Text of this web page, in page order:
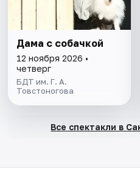
Дама с собачкой
12 ноября 2026 •
четверг
БДТ им. Г. А.
Товстоногова
Все спектакли в